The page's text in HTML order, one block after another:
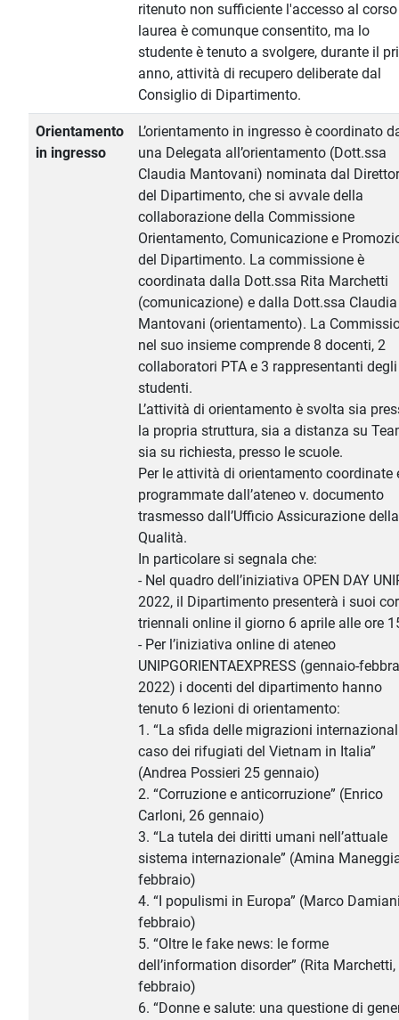
ritenuto non sufficiente l'accesso al
laurea è comunque consentito, ma lo
studente è tenuto a svolgere, durante il
anno, attività di recupero deliberate dal
Consiglio di Dipartimento.
Orientamento
in ingresso
L’orientamento in ingresso è coordinato
una Delegata all’orientamento (Dott.ssa
Claudia Mantovani) nominata dal
del Dipartimento, che si avvale della
collaborazione della Commissione
Orientamento, Comunicazione e
del Dipartimento. La commissione è
coordinata dalla Dott.ssa Rita Marchetti
(comunicazione) e dalla Dott.ssa Claudia
Mantovani (orientamento). La
nel suo insieme comprende 8 docenti, 2
collaboratori PTA e 3 rappresentanti degli
studenti.
L’attività di orientamento è svolta sia
la propria struttura, sia a distanza su
sia su richiesta, presso le scuole.
Per le attività di orientamento coordinate
programmate dall’ateneo v. documento
trasmesso dall’Ufficio Assicurazione della
Qualità.
In particolare si segnala che:
- Nel quadro dell’iniziativa OPEN DAY
2022, il Dipartimento presenterà i suoi
triennali online il giorno 6 aprile alle ore
- Per l’iniziativa online di ateneo
UNIPGORIENTAEXPRESS (gennaio-
2022) i docenti del dipartimento hanno
tenuto 6 lezioni di orientamento:
1. “La sfida delle migrazioni
caso dei rifugiati del Vietnam in Italia”
(Andrea Possieri 25 gennaio)
2. “Corruzione e anticorruzione” (Enrico
Carloni, 26 gennaio)
3. “La tutela dei diritti umani nell’attuale
sistema internazionale” (Amina
febbraio)
4. “I populismi in Europa” (Marco
febbraio)
5. “Oltre le fake news: le forme
dell’information disorder” (Rita Marchetti,
febbraio)
6. “Donne e salute: una questione di